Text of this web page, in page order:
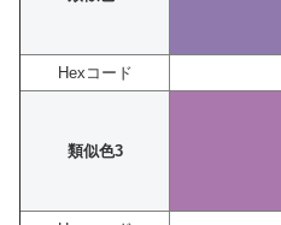
Hexコード
類似色3